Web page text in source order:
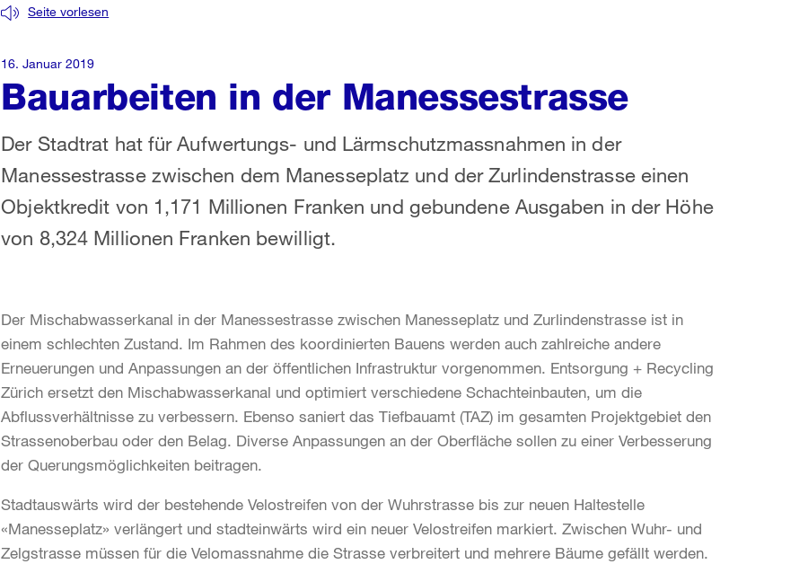
Bauarbeiten in der Manessestrasse
Seite vorlesen
Der Stadtrat hat für Aufwertungs- und Lärmschutzmassnahmen in der
Manessestrasse zwischen dem Manesseplatz und der Zurlindenstrasse einen
Objektkredit von 1,171 Millionen Franken und gebundene Ausgaben in der Höhe
von 8,324 Millionen Franken bewilligt.
16. Januar 2019
Der Mischabwasserkanal in der Manessestrasse zwischen Manesseplatz und Zurlindenstrasse ist in
einem schlechten Zustand. Im Rahmen des koordinierten Bauens werden auch zahlreiche andere
Erneuerungen und Anpassungen an der öffentlichen Infrastruktur vorgenommen. Entsorgung + Recycling
Zürich ersetzt den Mischabwasserkanal und optimiert verschiedene Schachteinbauten, um die
Abflussverhältnisse zu verbessern. Ebenso saniert das Tiefbauamt (TAZ) im gesamten Projektgebiet den
Strassenoberbau oder den Belag. Diverse Anpassungen an der Oberfläche sollen zu einer Verbesserung
der Querungsmöglichkeiten beitragen.
Stadtauswärts wird der bestehende Velostreifen von der Wuhrstrasse bis zur neuen Haltestelle
«Manesseplatz» verlängert und stadteinwärts wird ein neuer Velostreifen markiert. Zwischen Wuhr- und
Zelgstrasse müssen für die Velomassnahme die Strasse verbreitert und mehrere Bäume gefällt werden.